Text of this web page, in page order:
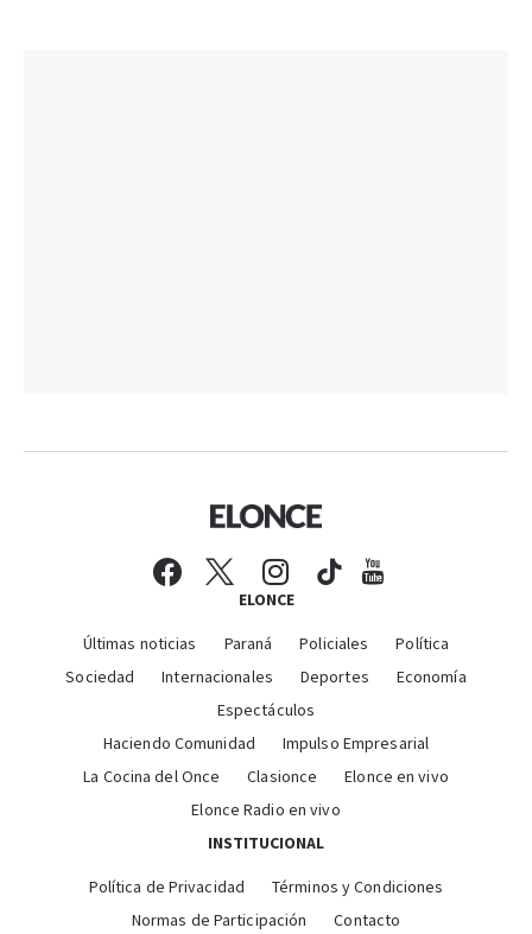
ELONCE
Últimas noticias Paraná Policiales
Política
Sociedad
Internacionales Deportes
Economía
Espectáculos
Haciendo Comunidad
Impulso Empresarial
La Cocina del Once
Clasionce
Elonce en vivo
Elonce Radio en vivo
INSTITUCIONAL
Política de Privacidad
Términos y Condiciones
Normas de Participación
Contacto